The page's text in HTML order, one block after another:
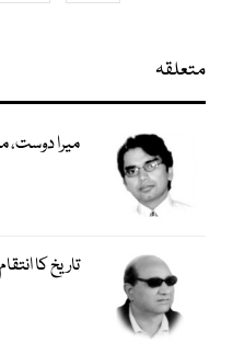
متعلقہ
میرا دوست،
تاریخ کا انتقام